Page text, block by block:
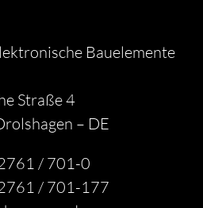
Bauelemente
Straße 4
– DE
/ 701-0
/ 701-177